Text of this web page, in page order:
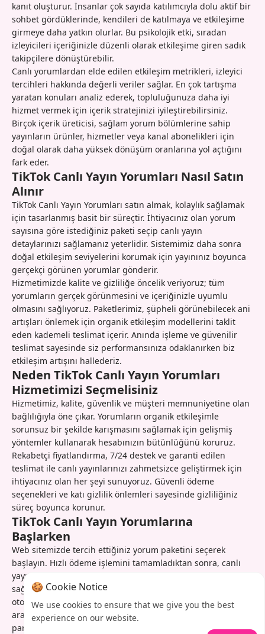
kanıt oluşturur. İnsanlar çok sayıda katılımcıyla dolu aktif bir
sohbet gördüklerinde, kendileri de katılmaya ve etkileşime
girmeye daha yatkın olurlar. Bu psikolojik etki, sıradan
izleyicileri içeriğinizle düzenli olarak etkileşime giren sadık
takipçilere dönüştürebilir.
Canlı yorumlardan elde edilen etkileşim metrikleri, izleyici
tercihleri hakkında değerli veriler sağlar. En çok tartışma
yaratan konuları analiz ederek, topluluğunuza daha iyi
hizmet vermek için içerik stratejinizi iyileştirebilirsiniz.
Birçok içerik üreticisi, sağlam yorum bölümlerine sahip
yayınların ürünler, hizmetler veya kanal abonelikleri için
doğal olarak daha yüksek dönüşüm oranlarına yol açtığını
fark eder.
TikTok Canlı Yayın Yorumları Nasıl Satın
Alınır
TikTok Canlı Yayın Yorumları satın almak, kolaylık sağlamak
için tasarlanmış basit bir süreçtir. İhtiyacınız olan yorum
sayısına göre istediğiniz paketi seçip canlı yayın
detaylarınızı sağlamanız yeterlidir. Sistemimiz daha sonra
doğal etkileşim seviyelerini korumak için yayınınız boyunca
gerçekçi görünen yorumlar gönderir.
Hizmetimizde kalite ve gizliliğe öncelik veriyoruz; tüm
yorumların gerçek görünmesini ve içeriğinizle uyumlu
olmasını sağlıyoruz. Paketlerimiz, şüpheli görünebilecek ani
artışları önlemek için organik etkileşim modellerini taklit
eden kademeli teslimat içerir. Anında işleme ve güvenilir
teslimat sayesinde siz performansınıza odaklanırken biz
etkileşim artışını hallederiz.
Neden TikTok Canlı Yayın Yorumları
Hizmetimizi Seçmelisiniz
Hizmetimiz, kalite, güvenlik ve müşteri memnuniyetine olan
bağlılığıyla öne çıkar. Yorumların organik etkileşimle
sorunsuz bir şekilde karışmasını sağlamak için gelişmiş
yöntemler kullanarak hesabınızın bütünlüğünü koruruz.
Rekabetçi fiyatlandırma, 7/24 destek ve garanti edilen
teslimat ile canlı yayınlarınızı zahmetsizce geliştirmek için
ihtiyacınız olan her şeyi sunuyoruz. Güvenli ödeme
seçenekleri ve katı gizlilik önlemleri sayesinde gizliliğiniz
süreç boyunca korunur.
TikTok Canlı Yayın Yorumlarına
Başlarken
Web sitemizde tercih ettiğiniz yorum paketini seçerek
başlayın. Hızlı ödeme işlemini tamamladıktan sonra, canlı
yayın detaylarınızı ve planlanan yayın zamanınızı
sağlamanız yeterlidir. Sistemimiz yayınınız sırasında
otomatik olarak devreye girerek yorumları en uygun
aralıklarla gönderir. Gerçek zamanlı ilerlemeyi kontrol
panelimizden takip edebilir ve gelecek yayınlar için başka
🍪 Cookie Notice
We use cookies to ensure that we give you the best
experience on our website.